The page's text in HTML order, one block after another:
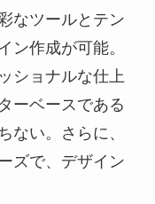
なツールとテン
ン作成が可能。
ショナルな仕上
ーベースである
ない。さらに、
ズで、デザイン